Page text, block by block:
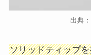
出典：
ソリッドティップ